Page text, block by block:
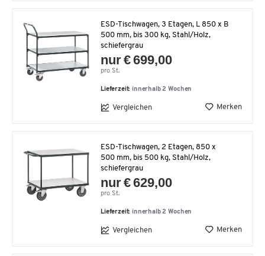
ESD-Tischwagen, 3 Etagen, L 850 x B
500 mm, bis 300 kg, Stahl/Holz,
schiefergrau
nur € 699,00
pro St.
Lieferzeit: innerhalb 2 Wochen
Vergleichen Merken
ESD-Tischwagen, 2 Etagen, 850 x
500 mm, bis 500 kg, Stahl/Holz,
schiefergrau
nur € 629,00
pro St.
Lieferzeit: innerhalb 2 Wochen
Vergleichen Merken